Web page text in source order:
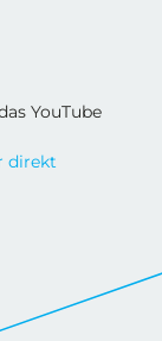
YouTube
direkt